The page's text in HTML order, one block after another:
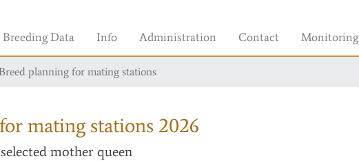
Breeding Data Info Administration Contact Monitoring
planning for mating stations
mating stations 2026
mother queen